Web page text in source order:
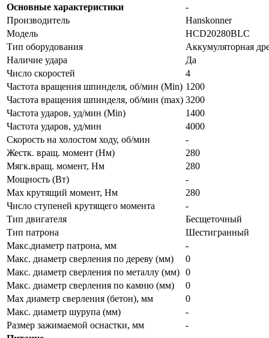
Основные характеристики
-
Производитель
Hanskonner
Модель
HCD20280BLC
Тип оборудования
Аккумуляторная
Наличие удара
Да
Число скоростей
4
Частота вращения шпинделя, об/мин (Min) 1200
Частота вращения шпинделя, об/мин (max) 3200
Частота ударов, уд/мин (Min)
1400
Частота ударов, уд/мин
4000
Скорость на холостом ходу, об/мин
-
Жестк. вращ. момент (Нм)
280
Мягк.вращ. момент, Нм
280
Мощность (Вт)
-
Max крутящий момент, Нм
280
Число ступеней крутящего момента
-
Тип двигателя
Бесщеточный
Тип патрона
Шестигранный
Макс.диаметр патрона, мм
-
Макс. диаметр сверления по дереву (мм)
0
Макс. диаметр сверления по металлу (мм) 0
Макс. диаметр сверления по камню (мм)
0
Мах диаметр сверления (бетон), мм
0
Макс. диаметр шурупа (мм)
-
Размер зажимаемой оснастки, мм
-